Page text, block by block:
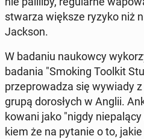
stwarza większe ryzyko niż
Jackson.
W badaniu na­ukow­cy
badania "Smoking Toolkit
prze­pro­wa­dza się wywiady
grupą do­ro­słych w Anglii.
ko­wa­ni jako "nigdy
kiem że na pytanie o to,